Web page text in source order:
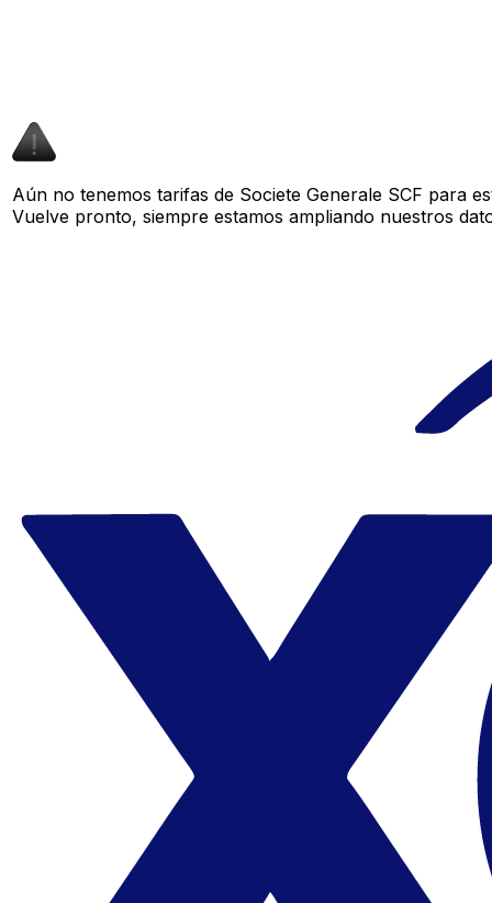
Aún no tenemos tarifas de Societe Generale SCF para
Vuelve pronto, siempre estamos ampliando nuestros